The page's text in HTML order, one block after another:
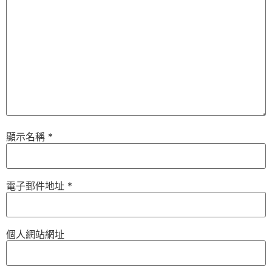
顯示名稱 *
電子郵件地址 *
個人網站網址